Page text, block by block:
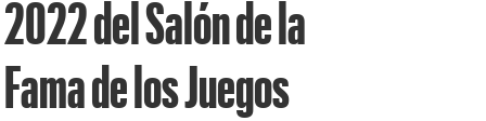
2022 del Salón de la
Fama de los Juegos